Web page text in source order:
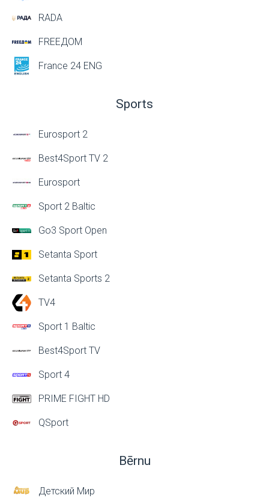
RADA
FREEДОМ
France 24 ENG
Sports
Eurosport 2
Best4Sport TV 2
Eurosport
Sport 2 Baltic
Go3 Sport Open
Setanta Sport
Setanta Sports 2
TV4
Sport 1 Baltic
Best4Sport TV
Sport 4
PRIME FIGHT HD
QSport
Bērnu
Детский Мир